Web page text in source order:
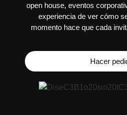
open house, eventos
experiencia de ver cómo
momento hace que cada
Hacer